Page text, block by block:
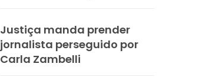
Justiça manda prender
jornalista perseguido por
Carla Zambelli